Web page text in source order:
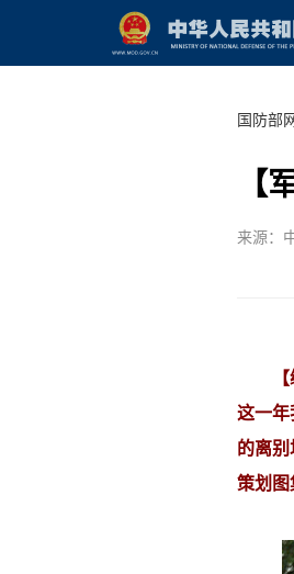
国防部
来源：
这一
的离
策划图